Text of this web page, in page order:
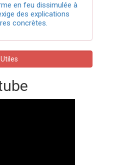
en feu dissimulée à
des explications
concrètes.